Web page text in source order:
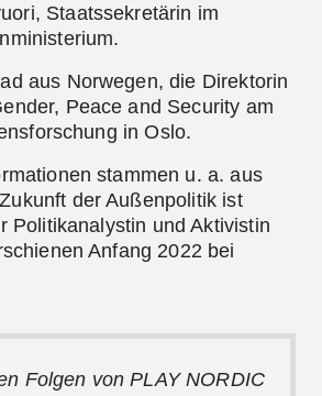
, Staatssekretärin im
aus Norwegen, die Direktorin
Peace and Security am
in Oslo.
stammen u. a. aus
der Außenpolitik ist
Politikanalystin und Aktivistin
Anfang 2022 bei
Folgen von PLAY NORDIC